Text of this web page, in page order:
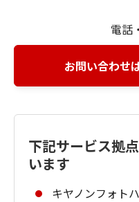
電話
お問い合わせ
下記サービス拠
います
キヤノンフォト